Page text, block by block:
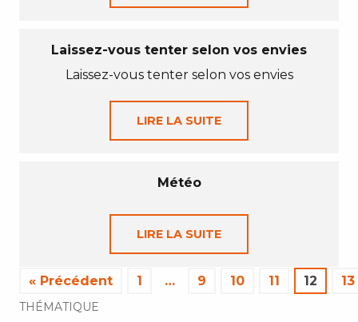
Laissez-vous tenter selon vos envies
Laissez-vous tenter selon vos envies
LIRE LA SUITE
Météo
LIRE LA SUITE
« Précédent 1 … 9 10 11 12 13
THÉMATIQUE